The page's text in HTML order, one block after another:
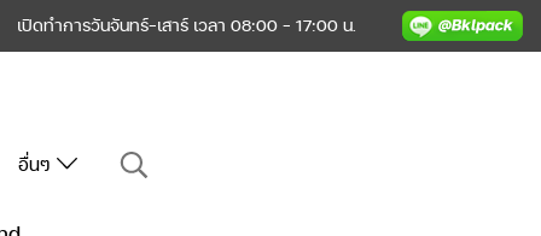
เปิดทำการวันจันทร์-เสาร์ เวลา 08:00 - 17:00 น.
อื่นๆ